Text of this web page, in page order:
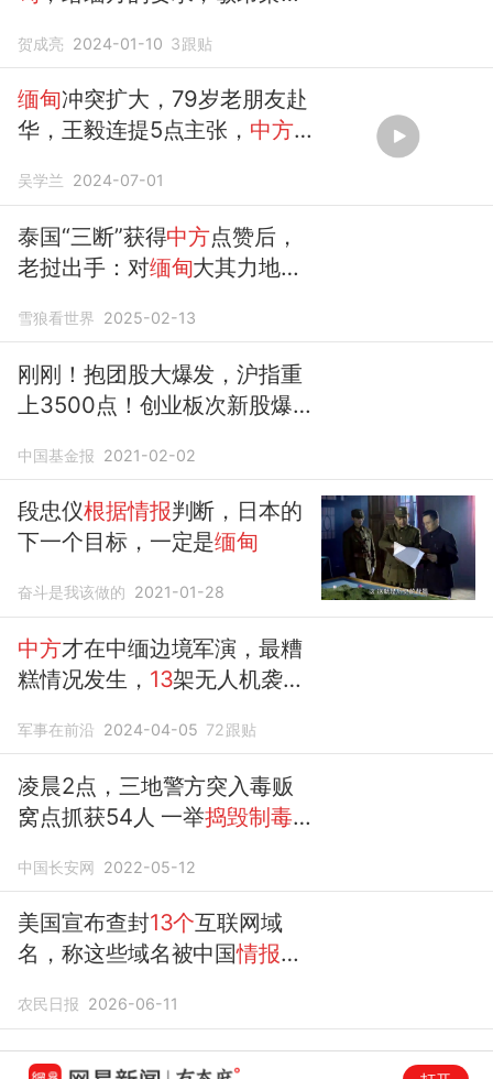
贺成亮 2024-01-10 3跟贴
缅甸冲突扩大，79岁老朋友赴
华，王毅连提5点主张， 中方
吴学兰 2024-07-01
泰国“三断”获得中方点赞后，
老挝出手：对缅甸大其力地区
雪狼看世界 2025-02-13
刚刚！抱团股大爆发，沪指重
上3500点！创业板次新股爆
变，中方回应！昂山素季发声
中国基金报 2021-02-02
段忠仪根据情报判断，日本的
下一个目标，一定是缅甸
奋斗是我该做的 2021-01-28
中方才在中缅边境军演，最糟
糕情况发生， 13架无人机袭击
军事在前沿 2024-04-05 72跟贴
凌晨2点，三地警方突入毒贩
窝点抓获54人 一举捣毁制毒
中国长安网 2022-05-12
美国宣布查封13个互联网域
名，称这些域名被中国情报部
球范围大肆公然搞间谍活动和
情报搜集的，恰恰是美国自己
农民日报 2026-06-11